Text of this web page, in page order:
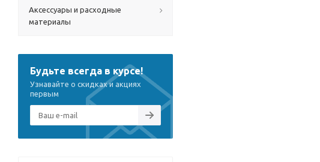
Аксессуары и расходные
материалы
Будьте всегда в курсе!
Узнавайте о скидках и акциях
первым